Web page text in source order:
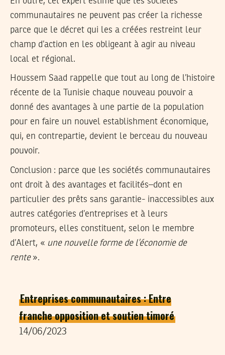
communautaires ne peuvent pas créer la richesse
parce que le décret qui les a créées restreint leur
champ d’action en les obligeant à agir au niveau
local et régional.
Houssem Saad rappelle que tout au long de l’histoire
récente de la Tunisie chaque nouveau pouvoir a
donné des avantages à une partie de la population
pour en faire un nouvel establishment économique,
qui, en contrepartie, devient le berceau du nouveau
pouvoir.
Conclusion : parce que les sociétés communautaires
ont droit à des avantages et facilités–dont en
particulier des prêts sans garantie- inaccessibles aux
autres catégories d’entreprises et à leurs
promoteurs, elles constituent, selon le membre
d’Alert, « une nouvelle forme de l’économie de
rente».
Entreprises communautaires : Entre
franche opposition et soutien timoré
14/06/2023